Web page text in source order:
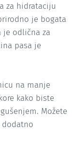
za hidrataciju
je bogata
je odlična za
pasa je
na manje
kako biste
Možete